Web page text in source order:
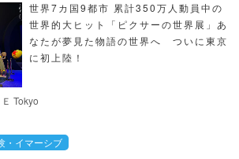
世界7カ国9都市 累計350万人動員中の
世界的大ヒット「ピクサーの世界展」あ
なたが夢見た物語の世界へ ついに東京
に初上陸！
Tokyo
・イマーシブ